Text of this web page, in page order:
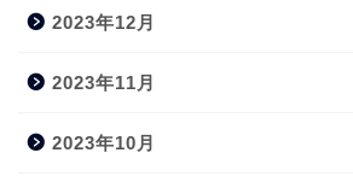
2023年12月
2023年11月
2023年10月